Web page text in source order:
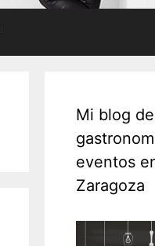
Mi blog de
eventos
Zaragoza